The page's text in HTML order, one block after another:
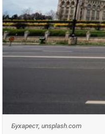
Бухарест, unsplash.com